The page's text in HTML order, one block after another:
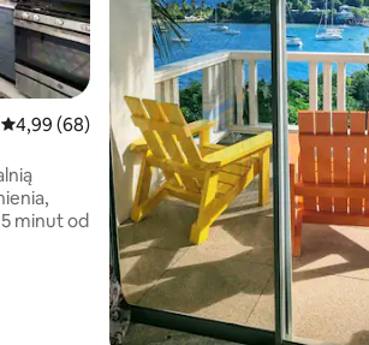
Średnia ocena: 4,99 na 5, liczba recenzji: 68
4,99 (68)